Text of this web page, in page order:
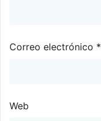
Correo electrónico *
Web